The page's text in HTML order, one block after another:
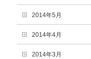
2014年5月
2014年4月
2014年3月